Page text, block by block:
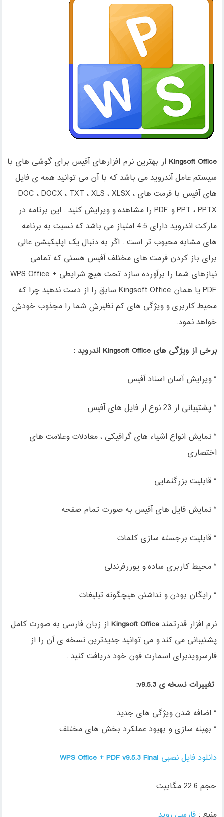
Kingsoft Office از بهترین نرم افزارهای آفیس برای گوشی های با
سیستم عامل آندروید می باشد که با آن می توانید همه ی فایل
های آفیس با فرمت های DOC ، DOCX ، TXT ، XLS ، XLSX ،
PPT ، PPTX و PDF را مشاهده و ویرایش کنید . این برنامه در
مارکت اندروید دارای 4.5 امتیاز می باشد که نسبت به برنامه
های مشابه محبوب تر است . اگر به دنبال یک اپلیکیشن عالی
برای باز کردن فرمت های مختلف آفیس هستی که تمامی
نیازهای شما را برآورده سازد تحت هیچ شرایطی WPS Office +
PDF یا همان Kingsoft Office سابق را از دست ندهید چرا که
محیط کاربری و ویژگی های کم نظیرش شما را مجذوب خودش
خواهد نمود.
برخی از ویژگی های Kingsoft Office اندروید :
* ویرایش آسان اسناد آفیس
* پشتیبانی از 23 نوع از فایل های آفیس
* نمایش انواع اشیاء های گرافیکی ، معادلات وعلامت های
اختصاری
* قابلیت بزرگنمایی
* نمایش فایل های آفیس به صورت تمام صفحه
* قابلیت برجسته سازی کلمات
* محیط کاربری ساده و یوزرفرندلی
* رایگان بودن و نداشتن هیچگونه تبلیغات
نرم افزار قدرتمندKingsoft Office از زبان فارسی به صورت کامل
پشتیبانی می کند و می توانید جدیدترین نسخه ی آن را از
فارسرویدبرای اسمارت فون خود دریافت کنید .
تغییرات نسخه ی v9.5.3:
* اضافه شدن ویژگی های جدید
* بهینه سازی و بهبود عملکرد بخش های مختلف
دانلود فایل نصبی WPS Office + PDF v9.5.3 Final
حجم 22.6 مگابیت